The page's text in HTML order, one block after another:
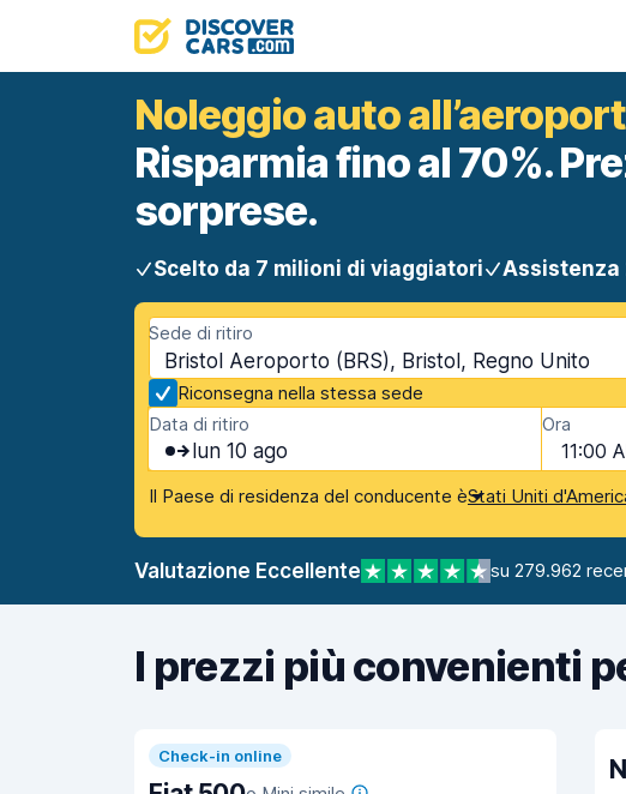
Noleggio auto
Risparmia fino al 70%.
sorprese.
Scelto da 7 milioni di viaggiatori Assistenza
Sede di ritiro
Bristol Aeroporto (BRS), Bristol, Regno Unito
Riconsegna nella stessa sede
Data di ritiro
lun 10 ago
Ora
11:00
Il Paese di residenza del conducente èStati Uniti
Valutazione Eccellente su 279.962
I prezzi più convenienti
Check-in online